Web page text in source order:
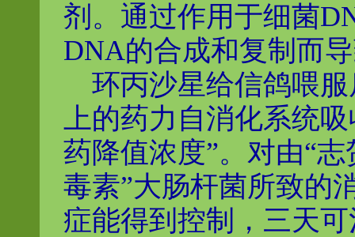
剂。通过作用于细菌
DNA的合成和复制而
环丙沙星给信鸽喂服
上的药力自消化系统
药降值浓度”。对由“
毒素”大肠杆菌所致的
症能得到控制，三天